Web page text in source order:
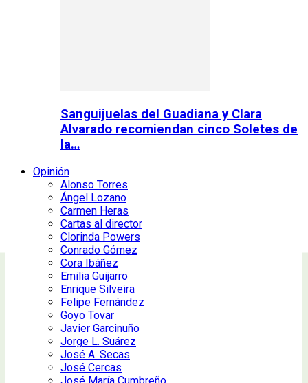
Sanguijuelas del Guadiana y Clara
Alvarado recomiendan cinco Soletes de
la…
Opinión
Alonso Torres
Ángel Lozano
Carmen Heras
Cartas al director
Clorinda Powers
Conrado Gómez
Cora Ibáñez
Emilia Guijarro
Enrique Silveira
Felipe Fernández
Goyo Tovar
Javier Garcinuño
Jorge L. Suárez
José A. Secas
José Cercas